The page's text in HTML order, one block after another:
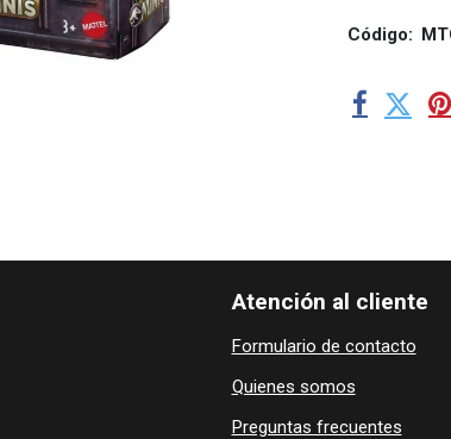
Código:
Atención al cliente
Formulario de contacto
Quienes ​som​​​os
Preguntas frecuentes